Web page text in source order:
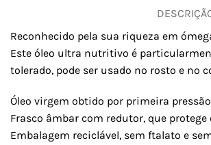
Reconhecido pela sua riqueza em
Este óleo ultra nutritivo é
tolerado, pode ser usado no rosto e no
Óleo virgem obtido por primeira
Frasco âmbar com redutor, que
Embalagem reciclável, sem ftalato e